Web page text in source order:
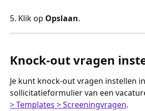
5. Klik op Opslaan.
Knock-out vragen
Je kunt knock-out vragen instellen
sollicitatieformulier van een
> Templates > Screeningvragen.